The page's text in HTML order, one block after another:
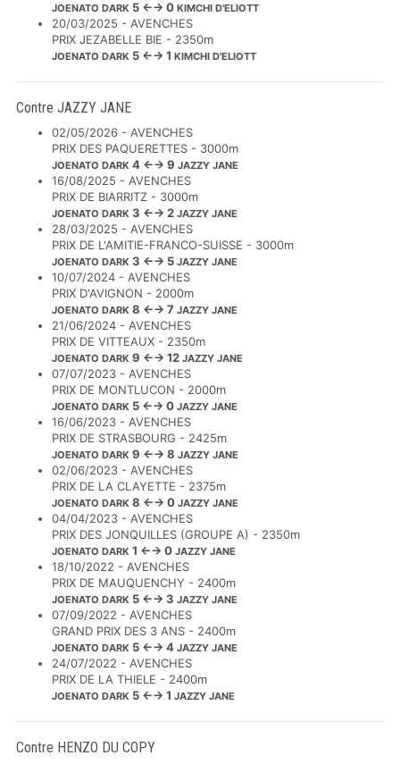
JOENATO DARK 5 ←→ 0 KIMCHI D'ELIOTT
20/03/2025 - AVENCHES
PRIX JEZABELLE BIE - 2350m
JOENATO DARK 5 ←→ 1 KIMCHI D'ELIOTT
Contre JAZZY JANE
02/05/2026 - AVENCHES
PRIX DES PAQUERETTES - 3000m
JOENATO DARK 4 ←→ 9 JAZZY JANE
16/08/2025 - AVENCHES
PRIX DE BIARRITZ - 3000m
JOENATO DARK 3 ←→ 2 JAZZY JANE
28/03/2025 - AVENCHES
PRIX DE L'AMITIE-FRANCO-SUISSE - 3000m
JOENATO DARK 3 ←→ 5 JAZZY JANE
10/07/2024 - AVENCHES
PRIX D'AVIGNON - 2000m
JOENATO DARK 8 ←→ 7 JAZZY JANE
21/06/2024 - AVENCHES
PRIX DE VITTEAUX - 2350m
JOENATO DARK 9 ←→ 12 JAZZY JANE
07/07/2023 - AVENCHES
PRIX DE MONTLUCON - 2000m
JOENATO DARK 5 ←→ 0 JAZZY JANE
16/06/2023 - AVENCHES
PRIX DE STRASBOURG - 2425m
JOENATO DARK 9 ←→ 8 JAZZY JANE
02/06/2023 - AVENCHES
PRIX DE LA CLAYETTE - 2375m
JOENATO DARK 8 ←→ 0 JAZZY JANE
04/04/2023 - AVENCHES
PRIX DES JONQUILLES (GROUPE A) - 2350m
JOENATO DARK 1 ←→ 0 JAZZY JANE
18/10/2022 - AVENCHES
PRIX DE MAUQUENCHY - 2400m
JOENATO DARK 5 ←→ 3 JAZZY JANE
07/09/2022 - AVENCHES
GRAND PRIX DES 3 ANS - 2400m
JOENATO DARK 5 ←→ 4 JAZZY JANE
24/07/2022 - AVENCHES
PRIX DE LA THIELE - 2400m
JOENATO DARK 5 ←→ 1 JAZZY JANE
Contre HENZO DU COPY